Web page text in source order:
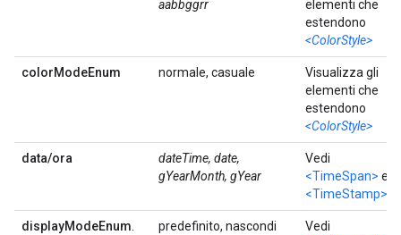
aabbggrr
elementi che
estendono
<ColorStyle>
colorModeEnum normale, casuale
Visualizza gli
elementi che
estendono
<ColorStyle>
data/ora
dateTime, date,
gYearMonth, gYear
Vedi
<TimeSpan> e
<TimeStamp>
displayModeEnum predefinito, nascondi
Vedi